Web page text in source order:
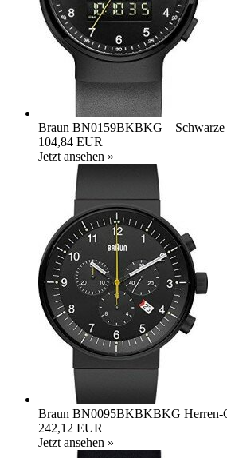
Braun BN0159BKBKG –
104,84 EUR
Jetzt ansehen »
Braun BN0095BKBKBKG Herren-
242,12 EUR
Jetzt ansehen »